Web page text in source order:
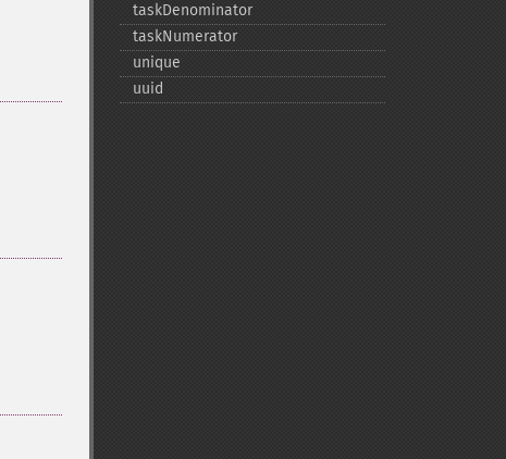
taskDenominator
taskNumerator
unique
uuid